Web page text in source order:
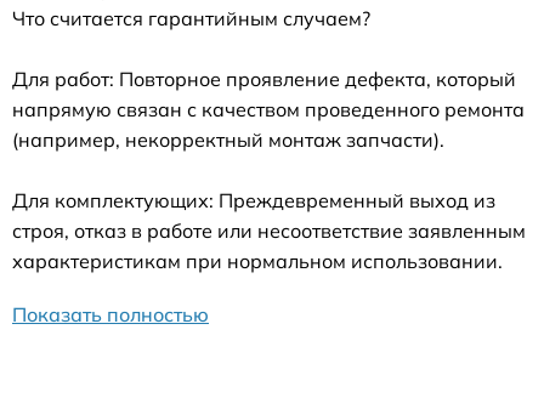
Что считается гарантийным случаем?
Для работ: Повторное проявление дефекта, который
напрямую связан с качеством проведенного ремонта
(например, некорректный монтаж запчасти).
Для комплектующих: Преждевременный выход из
строя, отказ в работе или несоответствие заявленным
характеристикам при нормальном использовании.
Показать полностью